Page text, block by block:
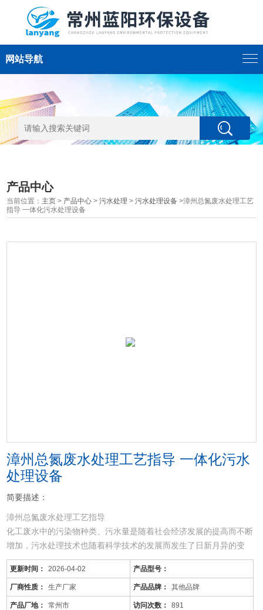
网站导航
产品中心
当前位置： 主页 > 产品中心 >污水处理 >污水处理设备 >漳州总氮废水处理工艺
指导 一体化污水处理设备
漳州总氮废水处理工艺指导 一体化污水
处理设备
简要描述：
漳州总氮废水处理工艺指导
化工废水中的污染物种类、污水量是随着社会经济发展的提高而不断
增加，污水处理技术也随着科学技术的发展而发生了日新月异的变
化，同时，旧的污水处理技术也不断被革新和发展着。尤其现在的化
工废水中的污染物是多种多样的，往往用一种工艺是不能将废水中所
有的污染物去除殆尽的。用物化工艺将化工废水处理到排放标准难度
很大，而且运行成本较高；化工废水含较多的难降解有机物，可生化
更新时间： 2026-04-02 产品型号：
厂商性质： 生产厂家 产品品牌： 其他品牌
产品厂地： 常州市 访问次数： 891